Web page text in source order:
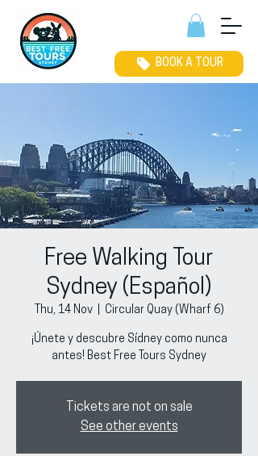
BOOK A TOUR
Free Walking Tour
Sydney (Español)
Thu, 14 Nov
  |
Circular Quay (Wharf 6)
¡Únete y descubre Sídney como nunca
antes! Best Free Tours Sydney
Tickets are not on sale
See other events